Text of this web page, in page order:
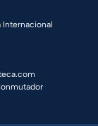
Internacional